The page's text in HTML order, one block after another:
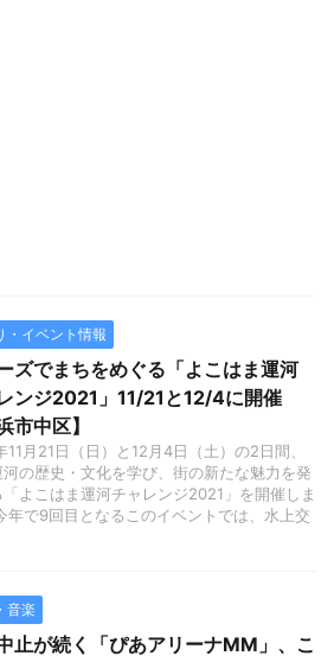
・イベント情報
ズでまちをめぐる「よこはま運河
ンジ2021」11/21と12/4に開催
市中区】
11月21日（日）と12月4日（土）の2日間、
の歴史・文化を学び、街の新たな魅力を発
「よこはま運河チャレンジ2021」を開催しま
年で9回目となるこのイベントでは、水上交
音楽
止が続く「ぴあアリーナMM」、こ